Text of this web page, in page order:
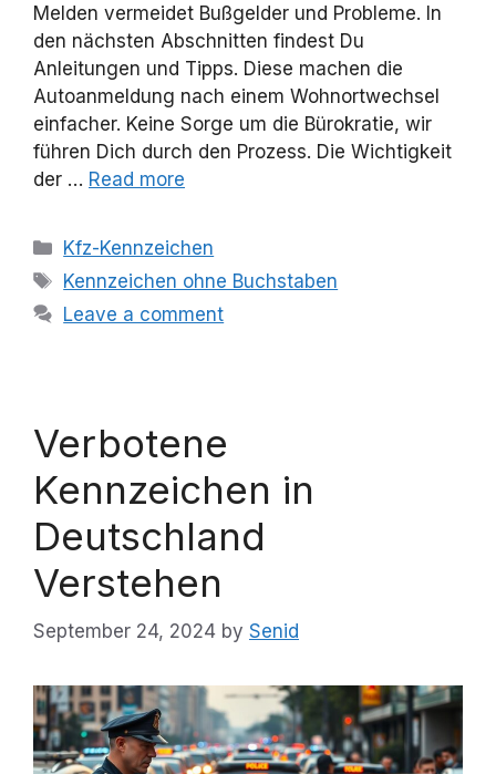
Melden vermeidet Bußgelder und Probleme. In
den nächsten Abschnitten findest Du
Anleitungen und Tipps. Diese machen die
Autoanmeldung nach einem Wohnortwechsel
einfacher. Keine Sorge um die Bürokratie, wir
führen Dich durch den Prozess. Die Wichtigkeit
der … Read more
Categories
Kfz-Kennzeichen
Tags
Kennzeichen ohne Buchstaben
Leave a comment
Verbotene
Kennzeichen in
Deutschland
Verstehen
September 24, 2024 by Senid